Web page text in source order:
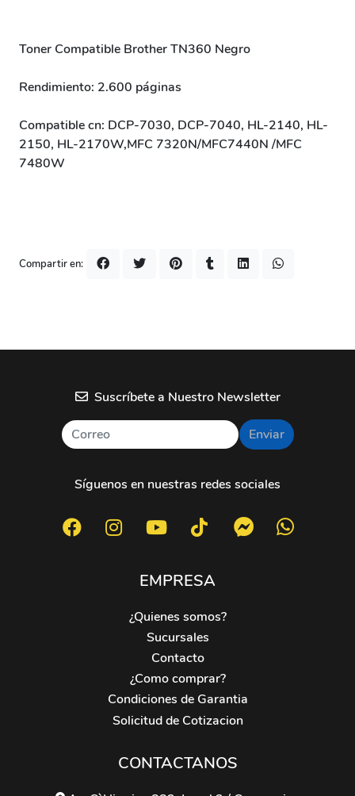
Toner Compatible Brother TN360 Negro
Rendimiento: 2.600 páginas
Compatible cn: DCP-7030, DCP-7040, HL-2140, HL-
2150, HL-2170W,MFC 7320N/MFC7440N /MFC
7480W
Compartir en:
Suscríbete a Nuestro Newsletter
Enviar
Síguenos en nuestras redes sociales
EMPRESA
¿Quienes somos?
Sucursales
Contacto
¿Como comprar?
Condiciones de Garantia
Solicitud de Cotizacion
CONTACTANOS